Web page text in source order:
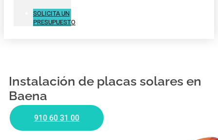
SOLICITA UN
PRESUPUESTO
Instalación de placas solares en
Baena
910 60 31 00